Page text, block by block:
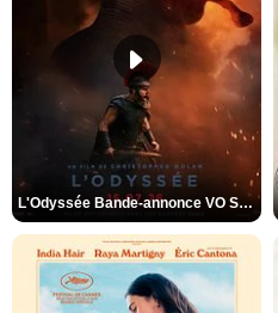
L'Odyssée Bande-annonce VO STFR